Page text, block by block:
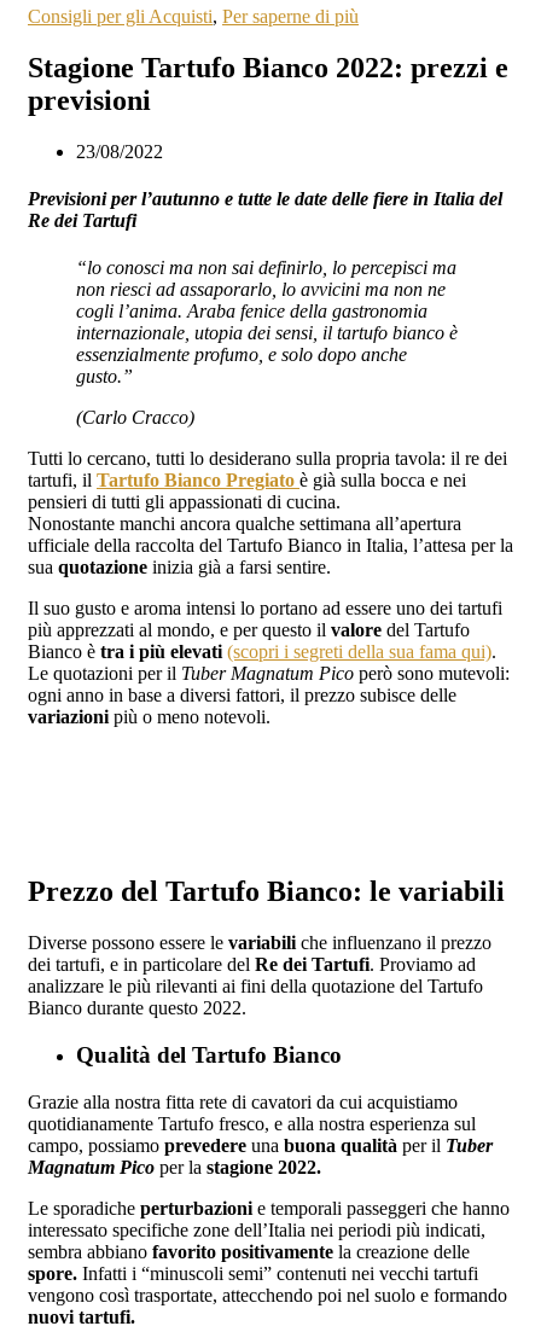
Consigli per gli Acquisti, Per saperne di più
Stagione Tartufo Bianco 2022: prezzi e
previsioni
23/08/2022
Previsioni per l’autunno e tutte le date delle fiere in Italia del
Re dei Tartufi
“lo conosci ma non sai definirlo, lo percepisci ma
non riesci ad assaporarlo, lo avvicini ma non ne
cogli l’anima. Araba fenice della gastronomia
internazionale, utopia dei sensi, il tartufo bianco è
essenzialmente profumo, e solo dopo anche
gusto.”
(Carlo Cracco)
Tutti lo cercano, tutti lo desiderano sulla propria tavola: il re dei
tartufi, il Tartufo Bianco Pregiato è già sulla bocca e nei
pensieri di tutti gli appassionati di cucina.
Nonostante manchi ancora qualche settimana all’apertura
ufficiale della raccolta del Tartufo Bianco in Italia, l’attesa per la
sua quotazione inizia già a farsi sentire.
Il suo gusto e aroma intensi lo portano ad essere uno dei tartufi
più apprezzati al mondo, e per questo il valore del Tartufo
Bianco è tra i più elevati (scopri i segreti della sua fama qui).
Le quotazioni per il Tuber Magnatum Pico però sono mutevoli:
ogni anno in base a diversi fattori, il prezzo subisce delle
variazioni più o meno notevoli.
Prezzo del Tartufo Bianco: le variabili
Diverse possono essere le variabili che influenzano il prezzo
dei tartufi, e in particolare del Re dei Tartufi. Proviamo ad
analizzare le più rilevanti ai fini della quotazione del Tartufo
Bianco durante questo 2022.
Qualità del Tartufo Bianco
Grazie alla nostra fitta rete di cavatori da cui acquistiamo
quotidianamente Tartufo fresco, e alla nostra esperienza sul
campo, possiamo prevedere una buona qualità per il Tuber
Magnatum Pico per la stagione 2022.
Le sporadiche perturbazioni e temporali passeggeri che hanno
interessato specifiche zone dell’Italia nei periodi più indicati,
sembra abbiano favorito positivamente la creazione delle
spore. Infatti i “minuscoli semi” contenuti nei vecchi tartufi
vengono così trasportate, attecchendo poi nel suolo e formando
nuovi tartufi.